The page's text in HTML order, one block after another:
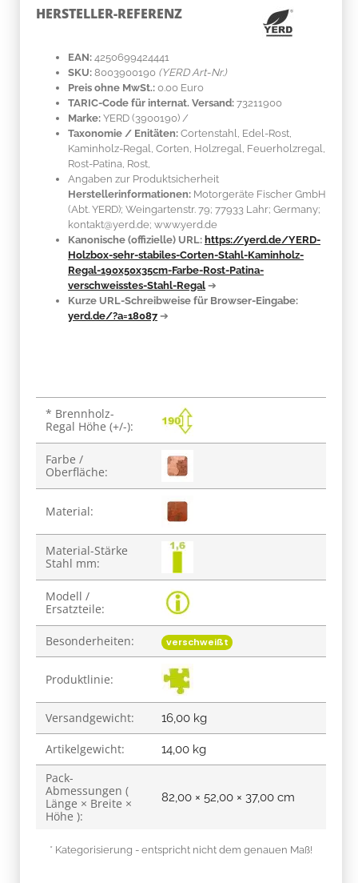
HERSTELLER-REFERENZ
EAN: 4250699424441
SKU: 8003900190 (YERD Art-Nr.)
Preis ohne MwSt.: 0.00 Euro
TARIC-Code für internat. Versand: 73211900
Marke: YERD (3900190) /
Taxonomie / Enitäten: Cortenstahl , Edel-Rost,
Kaminholz-Regal, Corten, Holzregal, Feuerholzregal,
Rost-Patina, Rost,
Angaben zur Produktsicherheit
Herstellerinformationen: Motorgeräte Fischer GmbH
(Abt. YERD); Weingartenstr. 79; 77933 Lahr; Germany;
kontakt@yerd.de; www.yerd.de
Kanonische (offizielle) URL: https://yerd.de/YERD-
Holzbox-sehr-stabiles-Corten-Stahl-Kaminholz-
Regal-190x50x35cm-Farbe-Rost-Patina-
verschweisstes-Stahl-Regal ➔
Kurze URL-Schreibweise für Browser-Eingabe:
yerd.de/?a=18087 ➔
Produkteigenschaft
Wert
* Brennholz-
Regal Höhe (+/-):
Farbe /
Oberfläche:
Material:
Material-Stärke
Stahl mm:
Modell /
Ersatzteile:
Besonderheiten: verschweißt
Produktlinie:
Versandgewicht: 16,00 kg
Artikelgewicht: 14,00 kg
Pack-
Abmessungen (
Länge × Breite ×
Höhe ):
82,00 × 52,00 × 37,00 cm
* Kategorisierung - entspricht nicht dem genauen Maß!